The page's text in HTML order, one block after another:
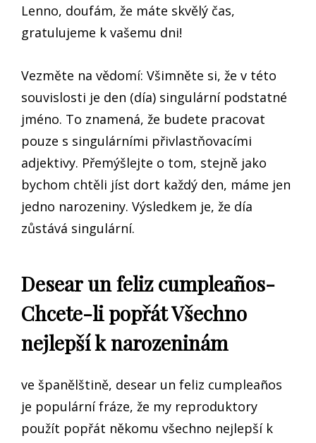
Lenno, doufám, že máte skvělý čas,
gratulujeme k vašemu dni!
Vezměte na vědomí: Všimněte si, že v této
souvislosti je den (día) singulární podstatné
jméno. To znamená, že budete pracovat
pouze s singulárními přivlastňovacími
adjektivy. Přemýšlejte o tom, stejně jako
bychom chtěli jíst dort každý den, máme jen
jedno narozeniny. Výsledkem je, že día
zůstává singulární.
Desear un feliz cumpleaños-
Chcete-li popřát Všechno
nejlepší k narozeninám
ve španělštině, desear un feliz cumpleaños
je populární fráze, že my reproduktory
použít popřát někomu všechno nejlepší k